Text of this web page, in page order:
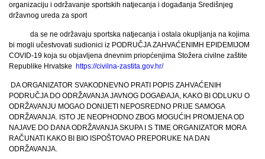
organizaciju i održavanje sportskih natjecanja i događanja Središnjeg
državnog ureda za sport
da se ne održavaju sportska natjecanja i ostala okupljanja na kojima
bi mogli učestvovati sudionici iz PODRUČJA ZAHVAĆENIMH EPIDEMIJOM
COVID-19 koja su objavljena dnevnim priopćenjima Stožera civilne zaštite
Republike Hrvatske https://civilna-zastita.gov.hr/
DA ORGANIZATOR SVAKODNEVNO PRATI POPIS ZAHVAĆENIH
PODRUČJA DO ODRŽAVANJA JAVNOG DOGAĐAJA, KAKO BI ODLUKU O
ODRŽAVANJU MOGAO DONIJETI NEPOSREDNO PRIJE SAMOGA
ODRŽAVANJA. ISTO JE NEOPHODNO ZBOG MOGUĆIH PROMJENA OD
NAJAVE DO DANA ODRŽAVANJA SKUPA I S TIME ORGANIZATOR MORA
RAČUNATI KAKO BI BIO ISPOŠTOVAO PREPORUKE NA DAN
ODRŽAVANJA.